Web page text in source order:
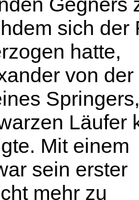
sich der
hatte,
von
Läufer
Mit einem
sein erster
mehr zu